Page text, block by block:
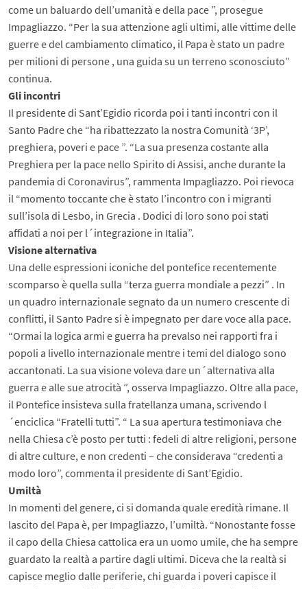
come un baluardo dell’umanità e della pace ”, prosegue
Impagliazzo. “Per la sua attenzione agli ultimi, alle vittime delle
guerre e del cambiamento climatico, il Papa è stato un padre
per milioni di persone , una guida su un terreno sconosciuto”
continua.
Gli incontri
Il presidente di Sant’Egidio ricorda poi i tanti incontri con il
Santo Padre che “ha ribattezzato la nostra Comunità ‘3P’,
preghiera, poveri e pace ”. “La sua presenza costante alla
Preghiera per la pace nello Spirito di Assisi, anche durante la
pandemia di Coronavirus”, rammenta Impagliazzo. Poi rievoca
il “momento toccante che è stato l’incontro con i migranti
sull’isola di Lesbo, in Grecia . Dodici di loro sono poi stati
affidati a noi per l´integrazione in Italia”.
Visione alternativa
Una delle espressioni iconiche del pontefice recentemente
scomparso è quella sulla “terza guerra mondiale a pezzi” . In
un quadro internazionale segnato da un numero crescente di
conflitti, il Santo Padre si è impegnato per dare voce alla pace.
“Ormai la logica armi e guerra ha prevalso nei rapporti fra i
popoli a livello internazionale mentre i temi del dialogo sono
accantonati. La sua visione voleva dare un´alternativa alla
guerra e alle sue atrocità ”, osserva Impagliazzo. Oltre alla pace,
il Pontefice insisteva sulla fratellanza umana, scrivendo l
´enciclica “Fratelli tutti”. “ La sua apertura testimoniava che
nella Chiesa c’è posto per tutti : fedeli di altre religioni, persone
di altre culture, e non credenti – che considerava “credenti a
modo loro”, commenta il presidente di Sant’Egidio.
Umiltà
In momenti del genere, ci si domanda quale eredità rimane. Il
lascito del Papa è, per Impagliazzo, l’umiltà. “Nonostante fosse
il capo della Chiesa cattolica era un uomo umile, che ha sempre
guardato la realtà a partire dagli ultimi. Diceva che la realtà si
capisce meglio dalle periferie, chi guarda i poveri capisce il